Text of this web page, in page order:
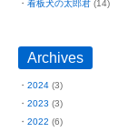
看板犬の太郎君 (14)
Archives
2024 (3)
2023 (3)
2022 (6)